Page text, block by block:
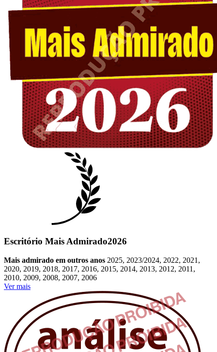
Escritório Mais Admirado2026
Mais admirado em outros anos 2025, 2023/2024, 2022, 2021,
2020, 2019, 2018, 2017, 2016, 2015, 2014, 2013, 2012, 2011,
2010, 2009, 2008, 2007, 2006
Ver mais